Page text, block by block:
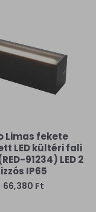
Limas fekete
LED kültéri fali
91234) LED 2
izzós IP65
66,380 Ft